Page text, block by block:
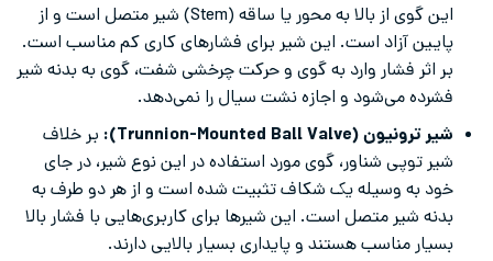
این گوی از بالا به محور یا ساقه (Stem) شیر متصل است و از
پایین آزاد است. این شیر برای فشارهای کاری کم مناسب است.
بر اثر فشار وارد به گوی و حرکت چرخشی شفت، گوی به بدنه شیر
فشرده می‌شود و اجازه نشت سیال را نمی‌دهد.
شیر ترونیون (Trunnion-Mounted Ball Valve):
بر خلاف
شیر توپی شناور، گوی مورد استفاده در این نوع شیر، در جای
خود به وسیله یک شکاف تثبیت شده است و از هر دو طرف به
بدنه شیر متصل است. این شیرها برای کاربری‌هایی با فشار بالا
بسیار مناسب هستند و پایداری بسیار بالایی دارند.